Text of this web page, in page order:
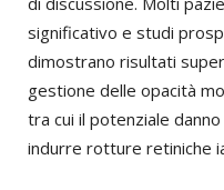
significativo e studi
dimostrano risultati
gestione delle opacità
tra cui il potenziale
indurre rotture retiniche